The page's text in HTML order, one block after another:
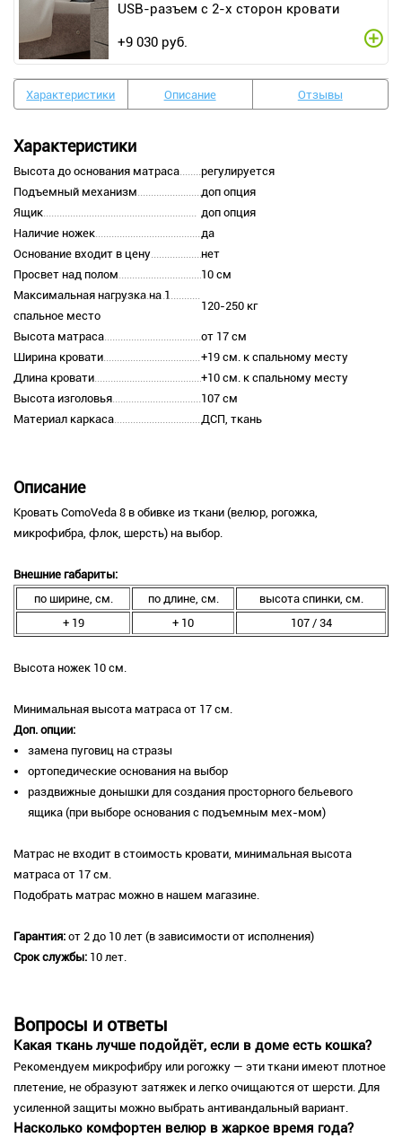
USB-разъем с 2-х сторон кровати
+9 030 руб.
Характеристики Описание Отзывы
Характеристики
Высота до основания матраса
регулируется
Подъемный механизм
доп опция
Ящик
доп опция
Наличие ножек
да
Основание входит в цену
нет
Просвет над полом
10 см
Максимальная нагрузка на 1
спальное место
120-250 кг
Высота матраса
от 17 см
Ширина кровати
+19 см. к спальному месту
Длина кровати
+10 см. к спальному месту
Высота изголовья
107 см
Материал каркаса
ДСП, ткань
Описание
Кровать ComoVeda 8 в обивке из ткани (велюр, рогожка,
микрофибра, флок, шерсть) на выбор.
Внешние габариты:
по ширине, см.
по длине, см.
высота спинки, см.
+ 19
+ 10 107 / 34
Высота ножек 10 см.
Минимальная высота матраса от 17 см.
Доп. опции:
замена пуговиц на стразы
ортопедические основания на выбор
раздвижные донышки для создания просторного бельевого
ящика (при выборе основания с подъемным мех-мом)
Матрас не входит в стоимость кровати, минимальная высота
матраса от 17 см.
Подобрать матрас можно в нашем магазине.
Гарантия: от 2 до 10 лет (в зависимости от исполнения)
Срок службы: 10 лет.
Вопросы и ответы
Какая ткань лучше подойдёт, если в доме есть кошка?
Рекомендуем микрофибру или рогожку — эти ткани имеют плотное
плетение, не образуют затяжек и легко очищаются от шерсти. Для
усиленной защиты можно выбрать антивандальный вариант.
Насколько комфортен велюр в жаркое время года?